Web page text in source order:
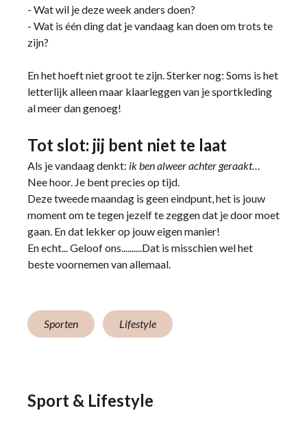
- Wat wil je deze week anders doen?
- Wat is één ding dat je vandaag kan doen om trots te
zijn?
En het hoeft niet groot te zijn. Sterker nog: Soms is het
letterlijk alleen maar klaarleggen van je sportkleding
al meer dan genoeg!
Tot slot: jij bent niet te laat
Als je vandaag denkt: ik ben alweer achter geraakt…
Nee hoor. Je bent precies op tijd.
Deze tweede maandag is geen eindpunt, het is jouw
moment om te tegen jezelf te zeggen dat je door moet
gaan. En dat lekker op jouw eigen manier!
En echt... Geloof ons..........Dat is misschien wel het
beste voornemen van allemaal.
Sporten Lifestyle
Sport & Lifestyle